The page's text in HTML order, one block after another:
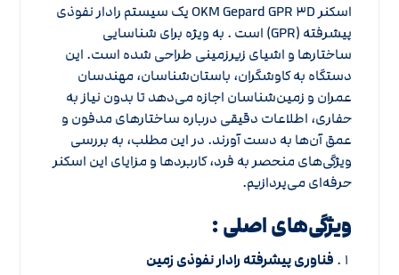
اسکنر OKM Gepard GPR ۳D یک سیستم رادار نفوذی
پیشرفته (GPR) است . به ویژه برای شناسایی
ساختارها و اشیای زیرزمینی طراحی شده است. این
دستگاه به کاوشگران، باستان‌شناسان، مهندسان
عمران و زمین‌شناسان اجازه می‌دهد تا بدون نیاز به
حفاری، اطلاعات دقیقی درباره ساختارهای مدفون و
عمق آن‌ها به دست آورند. در این مطلب، به بررسی
ویژگی‌های منحصر به فرد، کاربردها و مزایای این اسکنر
حرفه‌ای می‌پردازیم.
ویژگی‌های اصلی :
فناوری پیشرفته رادار نفوذی زمین